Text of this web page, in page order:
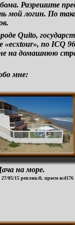
Разрешите
мой логин. По
Quito,
по ICQ
на домашнюю
мне:
на море.
27/05/15 реплик:0, просм-в:4176